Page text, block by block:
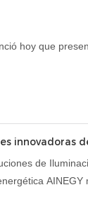
hoy que
innovadoras
de